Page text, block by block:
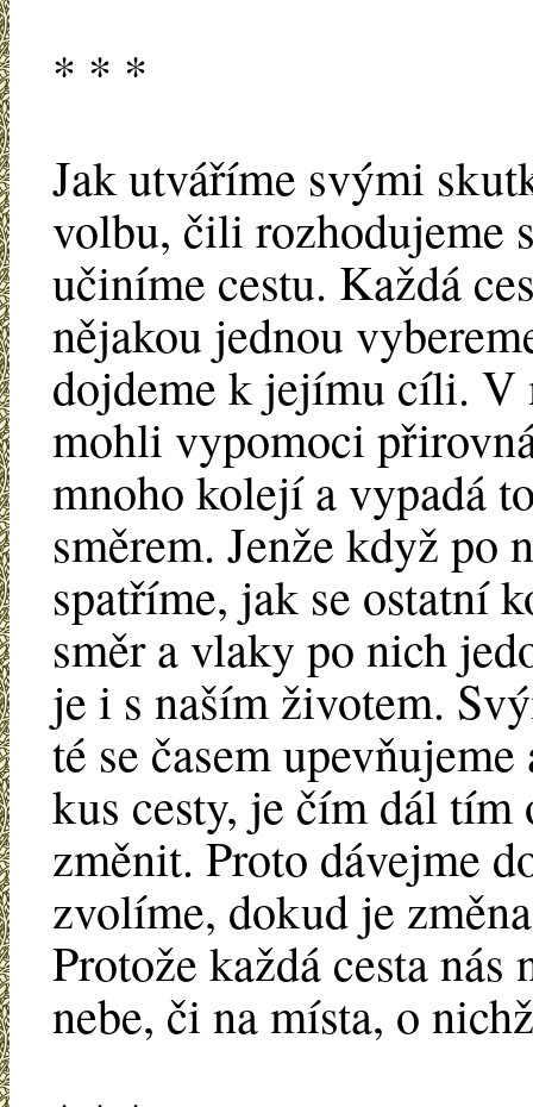
* * *
Jak utváříme svými
volbu, čili rozhodujeme
učiníme cestu. Každá
nějakou jednou
dojdeme k jejímu cíli. V
mohli vypomoci
mnoho kolejí a vypadá
směrem. Jenže když po
spatříme, jak se ostatní
směr a vlaky po nich
je i s naším životem.
té se časem
kus cesty, je čím dál tím
změnit. Proto dávejme
zvolíme, dokud je
Protože každá cesta nás
nebe, či na místa, o